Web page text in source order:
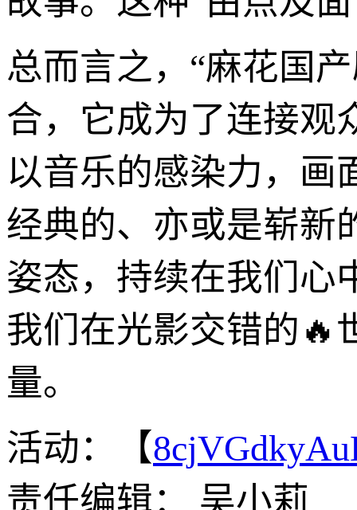
总而言之，“麻花国
合，它成为了连接观
以音乐的感染力，画
经典的、亦或是崭新
姿态，持续在我们心
我们在光影交错的🔥
量。
活动：【
责任编辑： 吴小莉